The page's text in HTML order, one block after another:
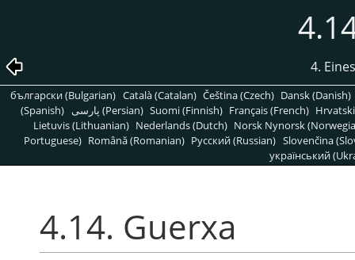
4.
български (Bulgarian) Català (Catalan) Čeština (Czech) Dansk (Danish)
(Spanish)
پارسی (Persian) Suomi (Finnish) Français (French)
Lietuvis (Lithuanian) Nederlands (Dutch) Norsk Nynorsk
Portuguese) Română (Romanian) Pусский (Russian) Slovenčina
український
4.14. Guerxa